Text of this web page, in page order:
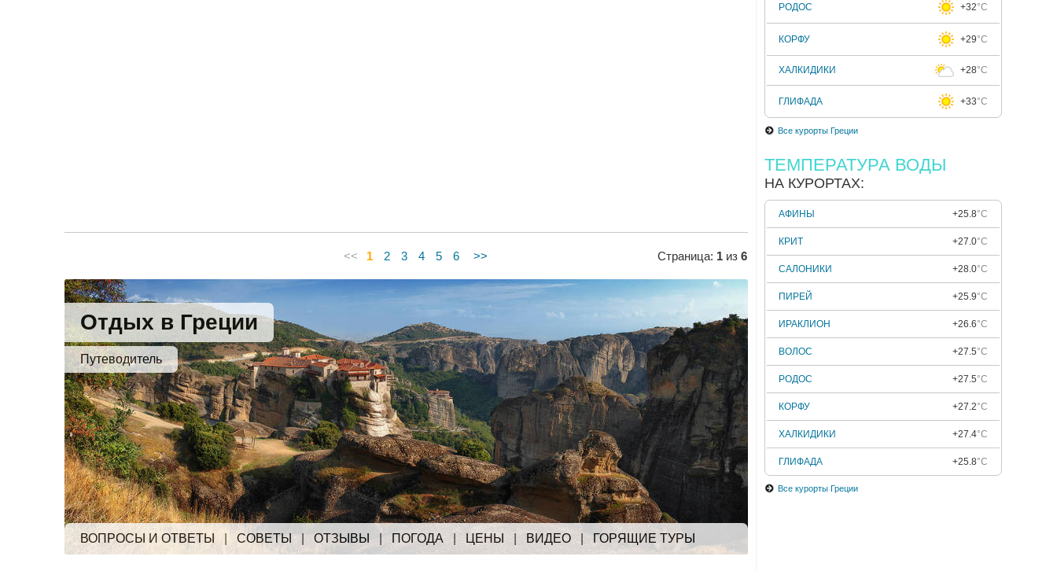
<< 1 2 3 4 5 6 >> Страница: 1 из 6
Отдых в Греции
Путеводитель
ВОПРОСЫ И ОТВЕТЫ | СОВЕТЫ|ОТЗЫВЫ ПОГОДА ЦЕНЫ | ВИДЕО | ГОРЯЩИЕ ТУРЫ
РОДОС +32°C
КОРФУ +29°C
ХАЛКИДИКИ +28°C
ГЛИФАДА +33°C
Все курорты Греции
ТЕМПЕРАТУРА ВОДЫ
НА КУРОРТАХ:
АФИНЫ +25.8°C
КРИТ +27.0°C
САЛОНИКИ +28.0°C
ПИРЕЙ +25.9°C
ИРАКЛИОН +26.6°C
ВОЛОС +27.5°C
РОДОС +27.5°C
КОРФУ +27.2°C
ХАЛКИДИКИ +27.4°C
ГЛИФАДА +25.8°C
Все курорты Греции